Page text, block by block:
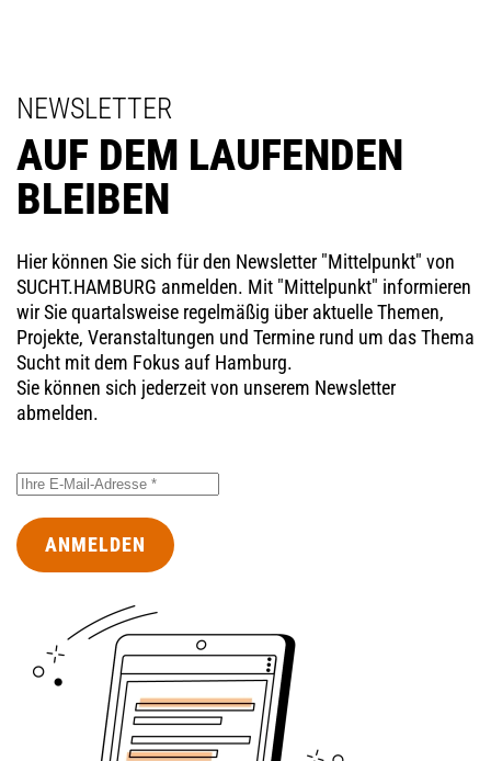
NEWSLETTER
AUF DEM LAUFENDEN
BLEIBEN
Hier können Sie sich für den Newsletter "Mittelpunkt" von
SUCHT.HAMBURG anmelden. Mit "Mittelpunkt" informieren
wir Sie quartalsweise regelmäßig über aktuelle Themen,
Projekte, Veranstaltungen und Termine rund um das Thema
Sucht mit dem Fokus auf Hamburg.
Sie können sich jederzeit von unserem Newsletter
abmelden.
ANMELDEN